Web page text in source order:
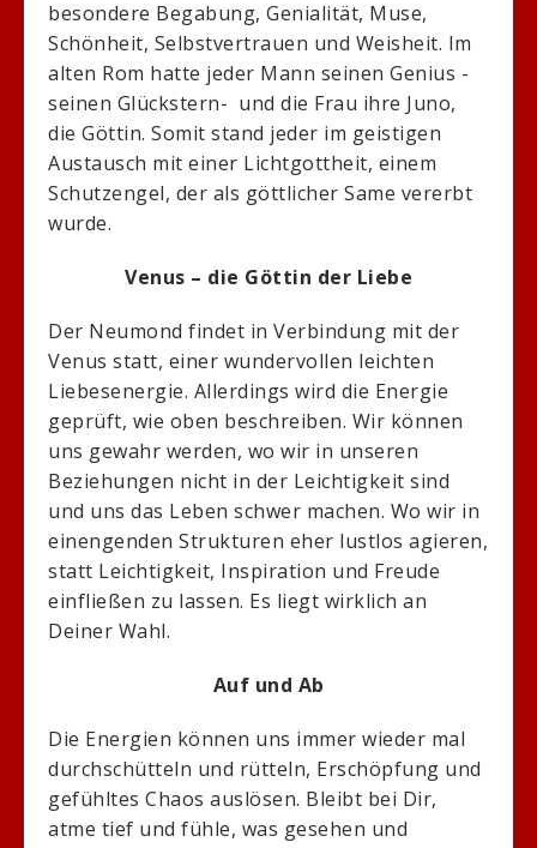
besondere Begabung, Genialität, Muse,
Schönheit, Selbstvertrauen und Weisheit. Im
alten Rom hatte jeder Mann seinen Genius -
seinen Glückstern- und die Frau ihre Juno,
die Göttin. Somit stand jeder im geistigen
Austausch mit einer Lichtgottheit, einem
Schutzengel, der als göttlicher Same vererbt
wurde.
Venus – die Göttin der Liebe
Der Neumond findet in Verbindung mit der
Venus statt, einer wundervollen leichten
Liebesenergie. Allerdings wird die Energie
geprüft, wie oben beschreiben. Wir können
uns gewahr werden, wo wir in unseren
Beziehungen nicht in der Leichtigkeit sind
und uns das Leben schwer machen. Wo wir in
einengenden Strukturen eher lustlos agieren,
statt Leichtigkeit, Inspiration und Freude
einfließen zu lassen. Es liegt wirklich an
Deiner Wahl.
Auf und Ab
Die Energien können uns immer wieder mal
durchschütteln und rütteln, Erschöpfung und
gefühltes Chaos auslösen. Bleibt bei Dir,
atme tief und fühle, was gesehen und